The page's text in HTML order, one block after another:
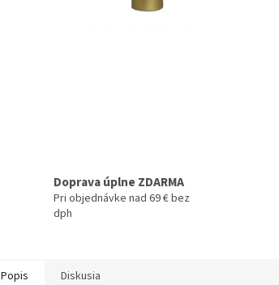
Doprava úplne ZDARMA
Pri objednávke nad 69 € bez
dph
Popis Diskusia